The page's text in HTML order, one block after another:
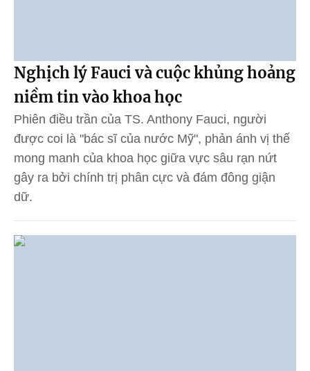
Nghịch lý Fauci và cuộc khủng hoảng
niềm tin vào khoa học
Phiên điều trần của TS. Anthony Fauci, người
được coi là "bác sĩ của nước Mỹ", phản ánh vị thế
mong manh của khoa học giữa vực sâu rạn nứt
gây ra bởi chính trị phân cực và đám đông giận
dữ.